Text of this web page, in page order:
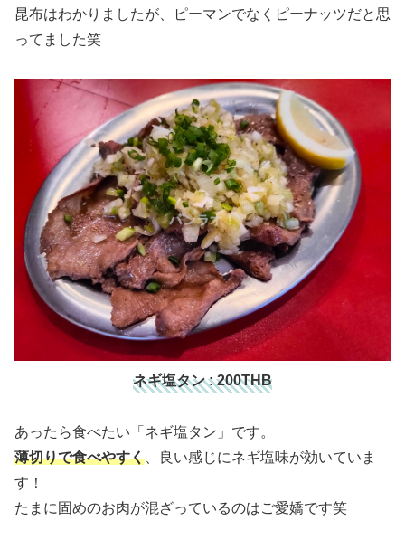
昆布はわかりましたが、ピーマンでなくピーナッツだと思
ってました笑
ネギ塩タン : 200THB
あったら食べたい「ネギ塩タン」です。
薄切りで食べやすく 、良い感じにネギ塩味が効いていま
す！
たまに固めのお肉が混ざっているのはご愛嬌です笑